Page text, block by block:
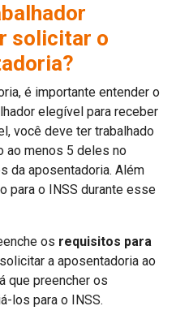
solicitar o
é importante entender o
elegível para receber
você deve ter trabalhado
ao menos 5 deles no
da aposentadoria. Além
para o INSS durante esse
os requisitos para
a aposentadoria ao
que preencher os
los para o INSS.